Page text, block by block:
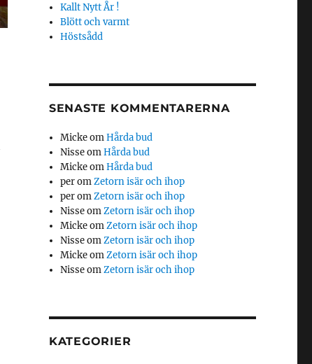
Kallt Nytt År !
Blött och varmt
Höstsådd
SENASTE KOMMENTARERNA
MickeomHårda bud
NisseomHårda bud
MickeomHårda bud
peromZetorn isär och ihop
peromZetorn isär och ihop
NisseomZetorn isär och ihop
MickeomZetorn isär och ihop
NisseomZetorn isär och ihop
MickeomZetorn isär och ihop
NisseomZetorn isär och ihop
KATEGORIER